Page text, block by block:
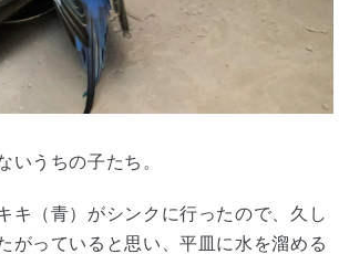
いうちの子たち。
キ（青）がシンクに行ったので、久し
がっていると思い、平皿に水を溜める